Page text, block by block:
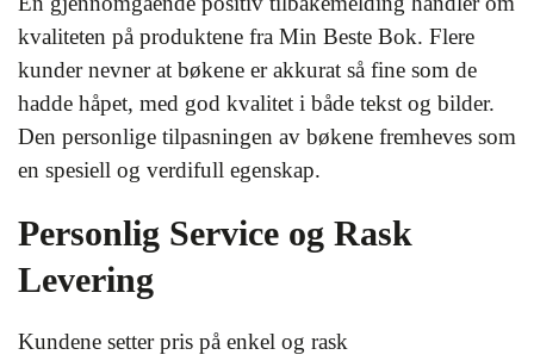
kvaliteten på produktene fra Min Beste Bok. Flere
kunder nevner at bøkene er akkurat så fine som de
hadde håpet, med god kvalitet i både tekst og bilder.
Den personlige tilpasningen av bøkene fremheves som
en spesiell og verdifull egenskap.
Personlig Service og Rask
Levering
Kundene setter pris på enkel og rask